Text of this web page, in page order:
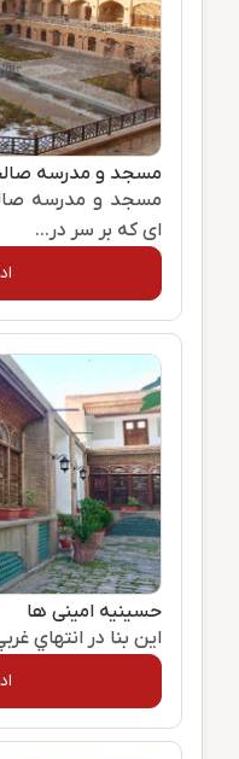
مسجد و مدرسه
مسجد و مدرسه
ای که بر سر در...
حسينيه‌ امینی ها
اين‌ بنا در انتهاي‌